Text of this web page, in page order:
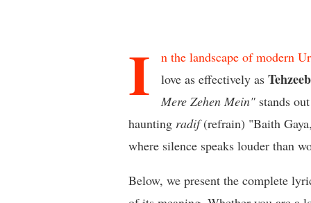
I
n the landscape of modern
love as effectively as
Mere Zehen Mein"stands
haunting radif(refrain) "Baith
where silence speaks louder than
Below, we present the complete